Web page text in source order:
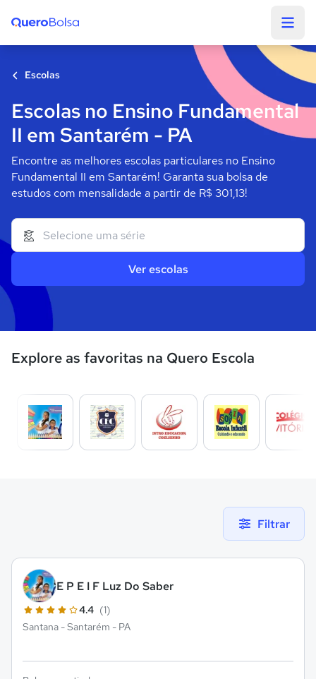
Escolas
Escolas no Ensino Fundamental
II em Santarém - PA
Encontre as melhores escolas particulares no Ensino
Fundamental II em Santarém! Garanta sua bolsa de
estudos com mensalidade a partir de R$ 301,13!
Ver escolas
Explore as favoritas na Quero Escola
Filtrar
E P E I F Luz Do Saber
4.4 (1)
Santana - Santarém - PA